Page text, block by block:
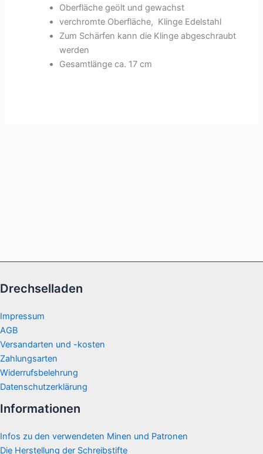
Oberfläche geölt und gewachst
verchromte Oberfläche, Klinge Edelstahl
Zum Schärfen kann die Klinge abgeschraubt
werden
Gesamtlänge ca. 17 cm
Drechselladen
Impressum
AGB
Versandarten und -kosten
Zahlungsarten
Widerrufsbelehrung
Datenschutzerklärung
Informationen
Infos zu den verwendeten Minen und Patronen
Die Herstellung der Schreibstifte